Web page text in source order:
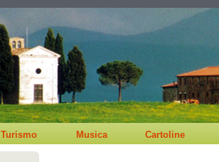
Turismo Musica Cartoline